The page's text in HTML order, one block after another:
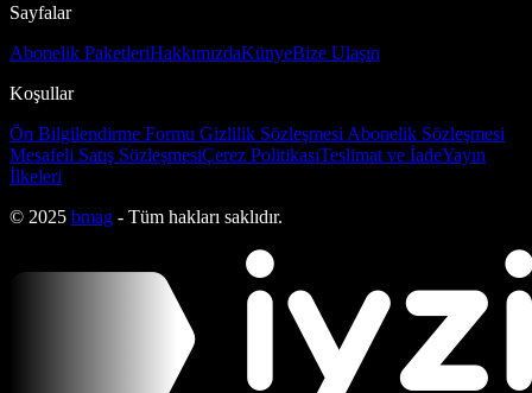
Sayfalar
Abonelik PaketleriHakkımızdaKünyeBize Ulaşın
Koşullar
Ön Bilgilendirme Formu Gizlilik Sözleşmesi Abonelik Sözleşmesi
Mesafeli Satış SözleşmesiÇerez PolitikasıTeslimat ve İadeYayın
İlkeleri
© 2025 bmag - Tüm hakları saklıdır.